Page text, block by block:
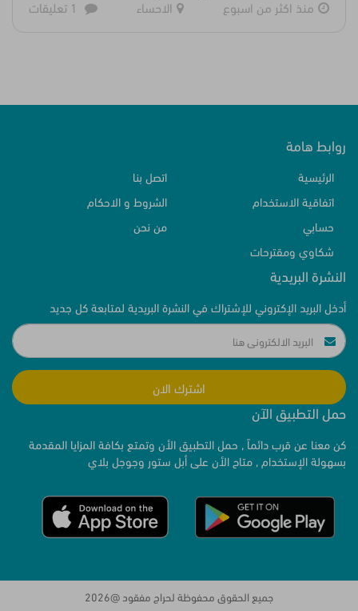
منذ اكثر من اسبوع الاحساء
روابط هامة
الرئيسية
اتصل بنا
اتفاقية الاستخدام
الشروط و الاحكام
حسابي
من نحن
شكاوي ومقترحات
النشرة البريدية
أدخل البريد الإكتروني للإشتراك في النشرة البريدية لمتابعة كل جديد
اشترك الان
حمل التطبيق الآن
كن معنا عن قرب دائماً , حمل التطبيق الأن وتمتع بكافة المزايا المقدمة
بسهولة الإستخدام , متاح الأن على أبل ستور وجوجل بلاي
جميع الحقوق محفوظة لحراج مفقود @2026